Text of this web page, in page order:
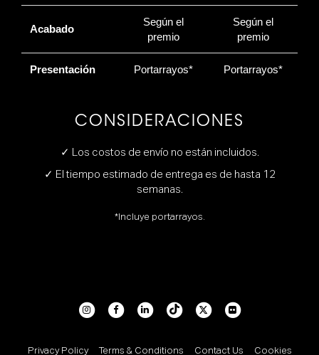
Acabado
Según el
premio
Según el
premio
Presentación Portarrayos* Portarrayos*
CONSIDERACIONES
✓ Los costos de envío no están incluidos.
✓ El tiempo estimado de entrega es de hasta 12
semanas.
*Incluye portarrayos.
Privacy Policy Terms & Conditions Contact Us Cookies